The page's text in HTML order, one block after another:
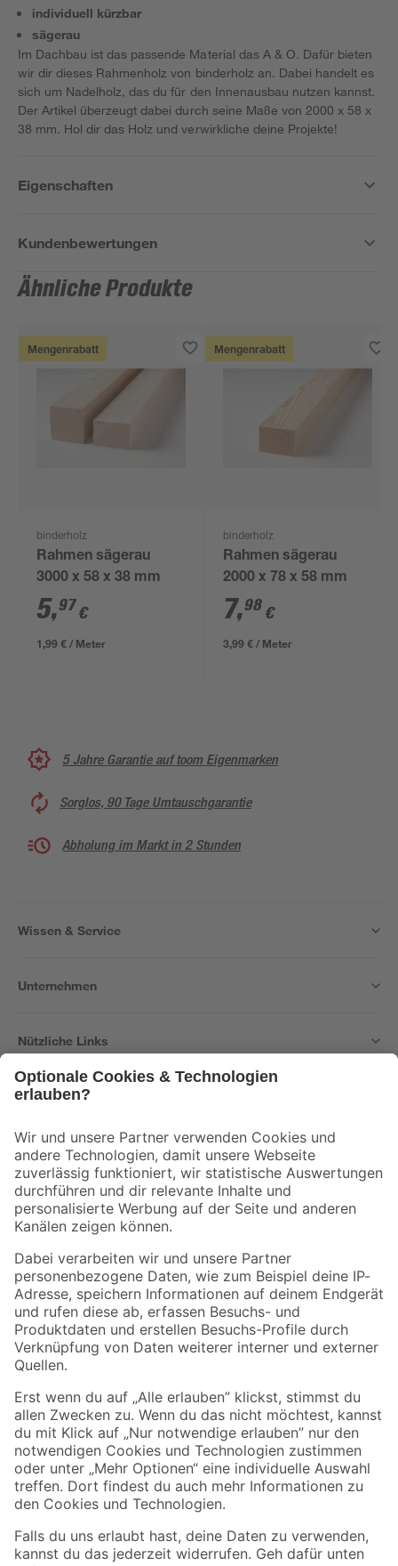
individuell kürzbar
sägerau
Im Dachbau ist das passende Material das A & O. Dafür bieten
wir dir dieses Rahmenholz von binderholz an. Dabei handelt es
sich um Nadelholz, das du für den Innenausbau nutzen kannst.
Der Artikel überzeugt dabei durch seine Maße von 2000 x 58 x
38 mm. Hol dir das Holz und verwirkliche deine Projekte!
Eigenschaften
Kundenbewertungen
Ähnliche Produkte
Mengenrabatt
binderholz
Rahmen sägerau
3000 x 58 x 38 mm
5,97€
1,99 € / Meter
Mengenrabatt
binderholz
Rahmen sägerau
2000 x 78 x 58 mm
7,98 €
3,99 € / Meter
5 Jahre Garantie auf toom Eigenmarken
Sorglos, 90 Tage Umtauschgarantie
Abholung im Markt in 2 Stunden
Wissen & Service
Unternehmen
Nützliche Links
Der toom Newsletter: Keine Angebote und Aktionen mehr verpassen!
Zur Newsletter Anmeldung
Folge uns
Zahlungsarten Versandarten
Sicher einkaufen
Jetzt die toom-App herunterladen
Alle Preisangaben in EUR inkl. gesetzl. MwSt.. Die dargestellten Angebote sind unter